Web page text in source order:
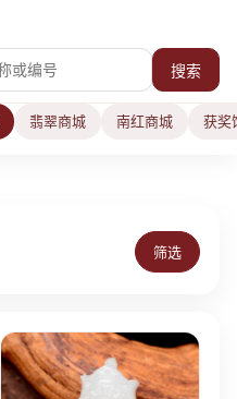
搜索
翡翠商城 南红商城 获奖
筛选